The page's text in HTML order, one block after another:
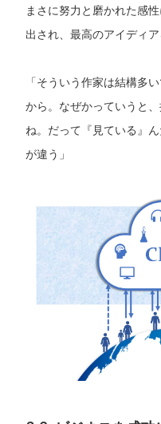
まさに努力と磨かれた感
出され、最高のアイディ
「そういう作家は結構多
から。なぜかっていうと
ね。だって『見ている』
が違う」